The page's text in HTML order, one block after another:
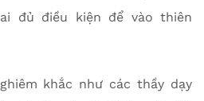
đủ điều kiện để vào thiên
khắc như các thầy dạy